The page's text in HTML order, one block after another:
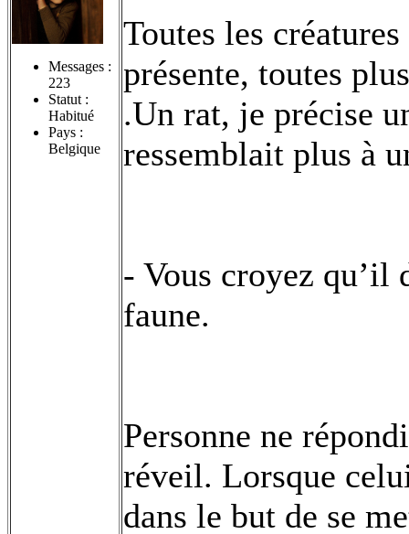
Messages :
223
Statut :
Habitué
Pays :
Belgique
Toutes les
présente, toutes
.Un rat, je précise
ressemblait plus à
- Vous croyez qu’il
faune.
Personne ne
réveil. Lorsque
dans le but de se